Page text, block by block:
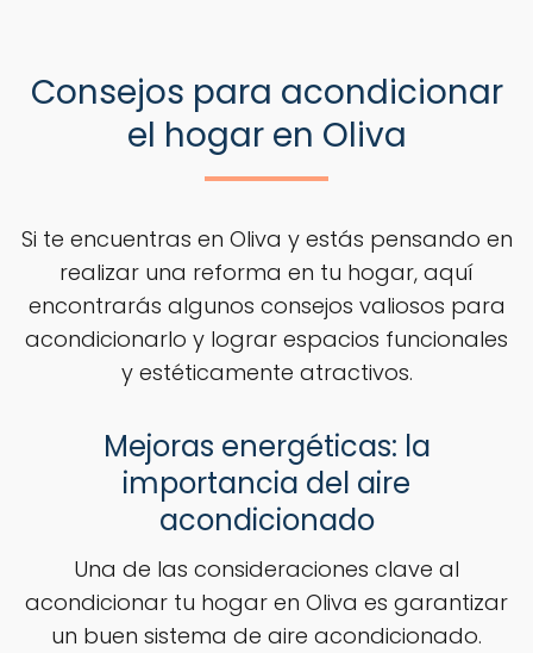
Consejos para acondicionar
el hogar en Oliva
Si te encuentras en Oliva y estás pensando en
realizar una reforma en tu hogar, aquí
encontrarás algunos consejos valiosos para
acondicionarlo y lograr espacios funcionales
y estéticamente atractivos.
Mejoras energéticas: la
importancia del aire
acondicionado
Una de las consideraciones clave al
acondicionar tu hogar en Oliva es garantizar
un buen sistema de aire acondicionado.